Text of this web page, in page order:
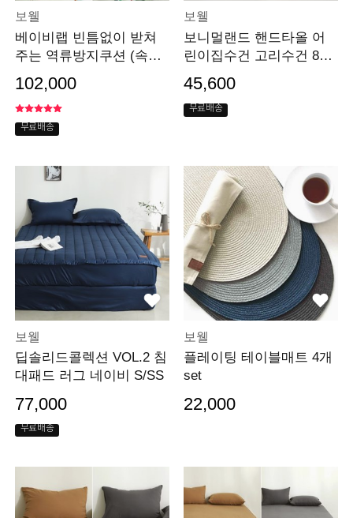
보웰
베이비랩 빈틈없이 받쳐
주는 역류방지쿠션 (속통
+커버 택1)
102,000
무료배송
보웰
보니멀랜드 핸드타올 어
린이집수건 고리수건 8장
세트
45,600
무료배송
보웰
딥솔리드콜렉션 VOL.2 침
대패드 러그 네이비 S/SS
77,000
무료배송
보웰
플레이팅 테이블매트 4개
set
22,000